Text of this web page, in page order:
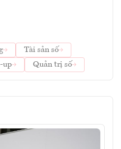
Tài sản số
up Quản trị số